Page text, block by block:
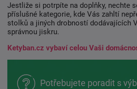
Jestliže si potrpíte na doplňky, nechte
příslušné kategorie, kde Vás zahltí
stolků a jiných drobností dodávajících
správnou jiskru.
Ketyban.cz vybaví celou Vaši
Potřebujete poradit s